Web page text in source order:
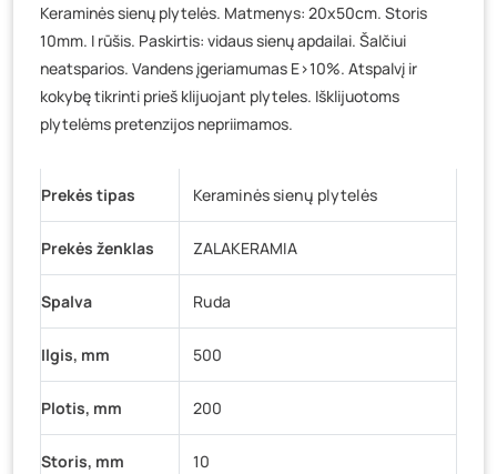
Vilniaus g. 89D, Ukmergė- 0 pakuočių
- 0 pakuočių
Šaltupės g. 64, Zarasai - 0 pakuočių
Keraminės sienų plytelės. Matmenys: 20x50cm. Storis
10mm. I rūšis. Paskirtis: vidaus sienų apdailai. Šalčiui
neatsparios. Vandens įgeriamumas E>10%. Atspalvį ir
kokybę tikrinti prieš klijuojant plyteles. Išklijuotoms
plytelėms pretenzijos nepriimamos.
Prekės tipas Keraminės sienų plytelės
Prekės ženklas ZALAKERAMIA
Spalva Ruda
Ilgis, mm 500
Plotis, mm 200
Storis, mm 10